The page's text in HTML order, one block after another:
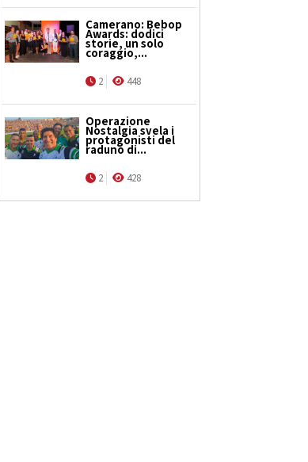
Camerano: Bebop
Awards: dodici
storie, un solo
coraggio,...
2 448
Operazione
Nostalgia svela i
protagonisti del
raduno di...
2 428